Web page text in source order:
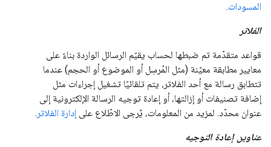
المسودات.
الفلاتر
قواعد متقدّمة تم ضبطها لحساب يقيّم الرسائل الواردة بناءً على
معايير مطابقة معيّنة (مثل المُرسِل أو الموضوع أو الحجم) عندما
تتطابق رسالة مع أحد الفلاتر، يتم تلقائيًا تشغيل إجراءات مثل
إضافة تصنيفات أو إزالتها، أو إعادة توجيه الرسالة الإلكترونية إلى
عنوان محدّد. لمزيد من المعلومات، يُرجى الاطّلاع على إدارة الفلاتر .
عناوين إعادة التوجيه